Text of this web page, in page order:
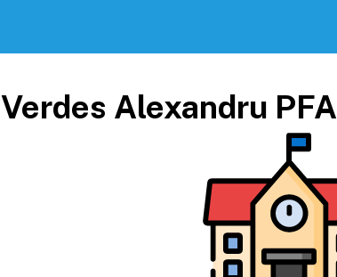
Verdes Alexandru PFA